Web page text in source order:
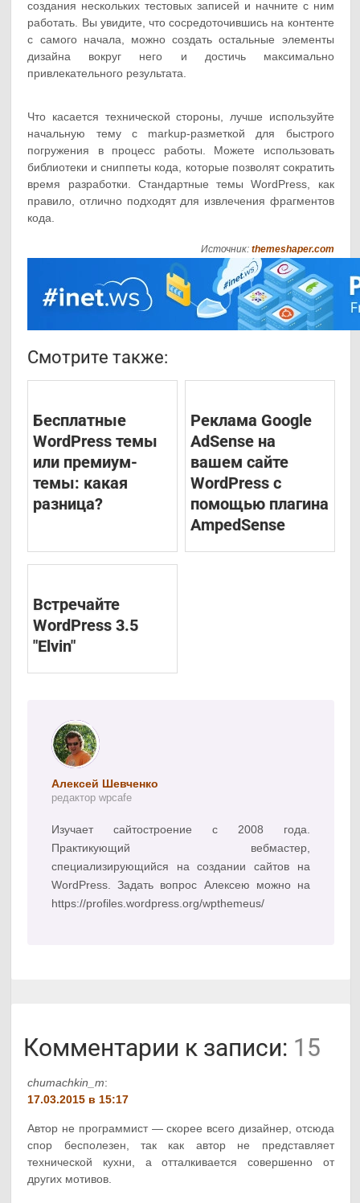
создания нескольких тестовых записей и начните с ним
работать. Вы увидите, что сосредоточившись на контенте
с самого начала, можно создать остальные элементы
дизайна вокруг него и достичь максимально
привлекательного результата.
Что касается технической стороны, лучше используйте
начальную тему с markup-разметкой для быстрого
погружения в процесс работы. Можете использовать
библиотеки и сниппеты кода, которые позволят сократить
время разработки. Стандартные темы WordPress, как
правило, отлично подходят для извлечения фрагментов
кода.
Источник: themeshaper.com
Смотрите также:
Бесплатные
WordPress темы
или премиум-
темы: какая
разница?
Реклама Google
AdSense на
вашем сайте
WordPress с
помощью плагина
AmpedSense
Встречайте
WordPress 3.5
"Elvin"
Алексей Шевченко
редактор wpcafe
Изучает сайтостроение с 2008 года.
Практикующий вебмастер,
специализирующийся на создании сайтов на
WordPress. Задать вопрос Алексею можно на
https://profiles.wordpress.org/wpthemeus/
Комментарии к записи: 15
chumachkin_m:
17.03.2015 в 15:17
Автор не программист — скорее всего дизайнер, отсюда
спор бесполезен, так как автор не представляет
технической кухни, а отталкивается совершенно от
других мотивов.